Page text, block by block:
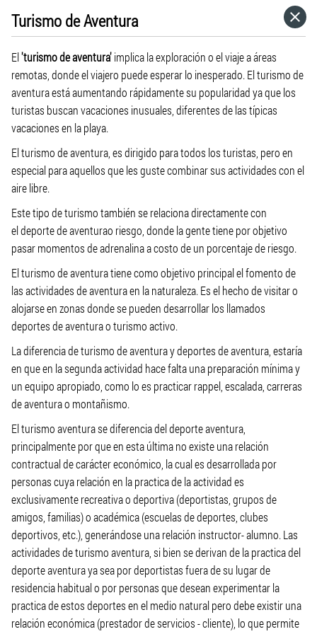
Turismo de Aventura
El'turismo de aventura'implica la exploración o el viaje a áreas
remotas, donde el viajero puede esperar lo inesperado. El turismo de
aventura está aumentando rápidamente su popularidad ya que los
turistas buscan vacaciones inusuales, diferentes de las típicas
vacaciones en la playa.
El turismo de aventura, es dirigido para todos los turistas, pero en
especial para aquellos que les guste combinar sus actividades con el
aire libre.
Este tipo de turismo también se relaciona directamente con
el deporte de aventurao riesgo, donde la gente tiene por objetivo
pasar momentos de adrenalina a costo de un porcentaje de riesgo.
El turismo de aventura tiene como objetivo principal el fomento de
las actividades de aventura en la naturaleza. Es el hecho de visitar o
alojarse en zonas donde se pueden desarrollar los llamados
deportes de aventura o turismo activo.
La diferencia de turismo de aventura y deportes de aventura, estaría
en que en la segunda actividad hace falta una preparación mínima y
un equipo apropiado, como lo es practicar rappel, escalada, carreras
de aventura o montañismo.
El turismo aventura se diferencia del deporte aventura,
principalmente por que en esta última no existe una relación
contractual de carácter económico, la cual es desarrollada por
personas cuya relación en la practica de la actividad es
exclusivamente recreativa o deportiva (deportistas, grupos de
amigos, familias) o académica (escuelas de deportes, clubes
deportivos, etc.), generándose una relación instructor- alumno. Las
actividades de turismo aventura, si bien se derivan de la practica del
deporte aventura ya sea por deportistas fuera de su lugar de
residencia habitual o por personas que desean experimentar la
practica de estos deportes en el medio natural pero debe existir una
relación económica (prestador de servicios - cliente), lo que permite
HOME
CATEGORÍAS
IR A
VISITA EL SITIO WEB